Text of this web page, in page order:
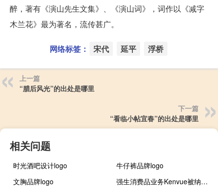
醉，著有《演山先生文集》、《演山词》，词作以《减字
木兰花》最为著名，流传甚广。
网络标签： 宋代 延平 浮桥
上一篇
“腊后风光”的出处是哪里
下一篇
“看临小帖宜春”的出处是哪里
相关问题
时光酒吧设计logo
牛仔裤品牌logo
文胸品牌logo
强生消费品业务Kenvue被纳入标普500指数AAP被调整至标普600指数